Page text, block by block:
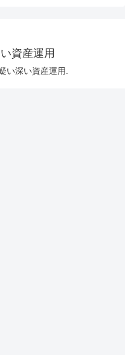
資産運用
い深い資産運用.